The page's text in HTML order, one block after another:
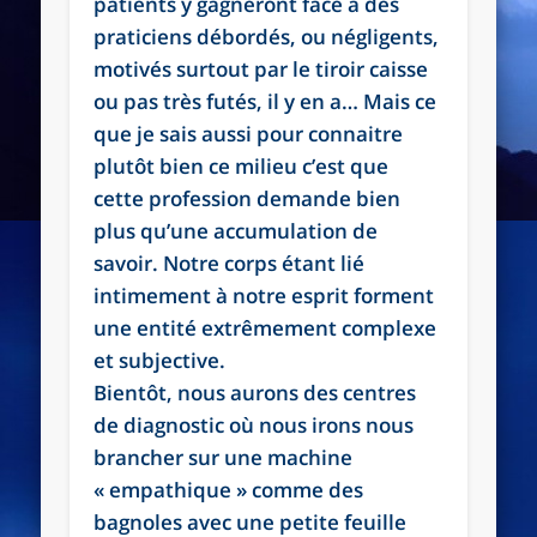
praticiens débordés, ou négligents,
motivés surtout par le tiroir caisse
ou pas très futés, il y en a… Mais ce
que je sais aussi pour connaitre
plutôt bien ce milieu c’est que
cette profession demande bien
plus qu’une accumulation de
savoir. Notre corps étant lié
intimement à notre esprit forment
une entité extrêmement complexe
et subjective.
Bientôt, nous aurons des centres
de diagnostic où nous irons nous
brancher sur une machine
« empathique » comme des
bagnoles avec une petite feuille